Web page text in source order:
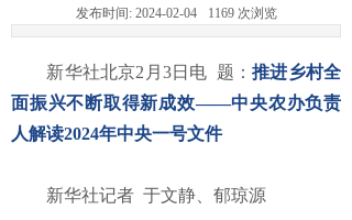
发布时间: 2024-02-04 1169 次浏览
新华社北京2月3日电 题：推进乡村全
面振兴不断取得新成效——中央农办负责
人解读2024年中央一号文件
新华社记者 于文静、郁琼源